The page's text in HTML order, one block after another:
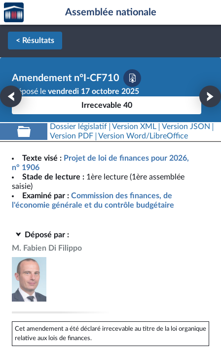
Aller au contenu
Aller en bas de la page
Accèder
à la
page
d'accueil
Assemblée nationale
< Résultats
Amendement n°I-CF710
Déposé le vendredi 17 octobre 2025
Irrecevable 40
Dossier législatif Version XML
Version JSON
Version PDF
Version Word/LibreOffice
Texte visé : Projet de loi de finances pour 2026,
n° 1906
Stade de lecture : 1ère lecture (1ère assemblée
saisie)
Examiné par : Commission des finances, de
l'économie générale et du contrôle budgétaire
Déposé par :
M. Fabien Di Filippo
Cet amendement a été déclaré irrecevable au titre de la loi organique
relative aux lois de finances.